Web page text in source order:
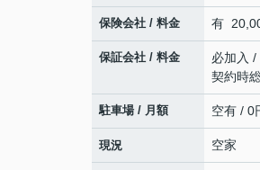
保険会社 / 料金 有
保証会社 / 料金
必加入 /
契約時
駐車場 / 月額 空有 / 0
現況 空家